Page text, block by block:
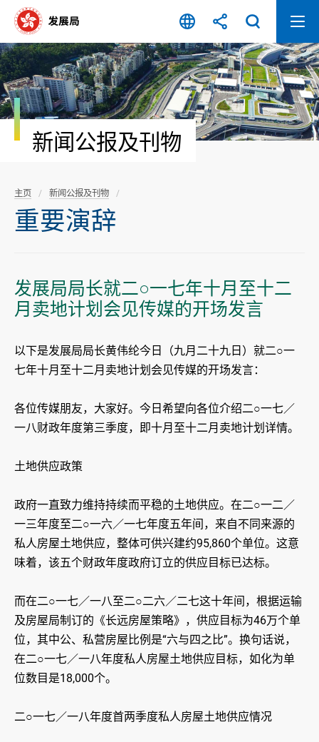
容
开
始
新闻公报及刊物
主页 新闻公报及刊物
重要演辞
发展局局长就二○一七年十月至十二
月卖地计划会见传媒的开场发言
以下是发展局局长黄伟纶今日（九月二十九日）就二○一
七年十月至十二月卖地计划会见传媒的开场发言：
各位传媒朋友，大家好。今日希望向各位介绍二○一七／
一八财政年度第三季度，即十月至十二月卖地计划详情。
土地供应政策
政府一直致力维持持续而平稳的土地供应。在二○一二／
一三年度至二○一六／一七年度五年间，来自不同来源的
私人房屋土地供应，整体可供兴建约95,860个单位。这意
味着，该五个财政年度政府订立的供应目标已达标。
而在二○一七／一八至二○二六／二七这十年间，根据运输
及房屋局制订的《长远房屋策略》，供应目标为46万个单
位，其中公、私营房屋比例是“六与四之比”。换句话说，
在二○一七／一八年度私人房屋土地供应目标，如化为单
位数目是18,000个。
二○一七／一八年度首两季度私人房屋土地供应情况